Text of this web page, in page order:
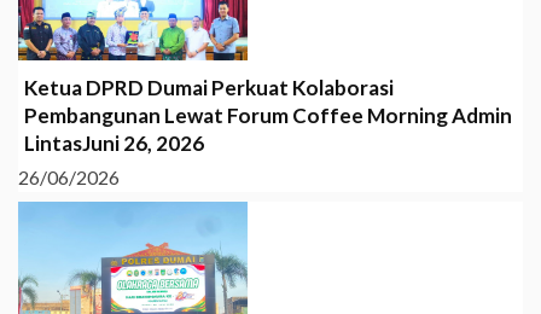
Ketua DPRD Dumai Perkuat Kolaborasi
Pembangunan Lewat Forum Coffee Morning Admin
LintasJuni 26, 2026
26/06/2026